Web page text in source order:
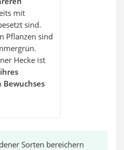
mit
sind.
Pflanzen sind
Hecke ist
Sorten bereichern